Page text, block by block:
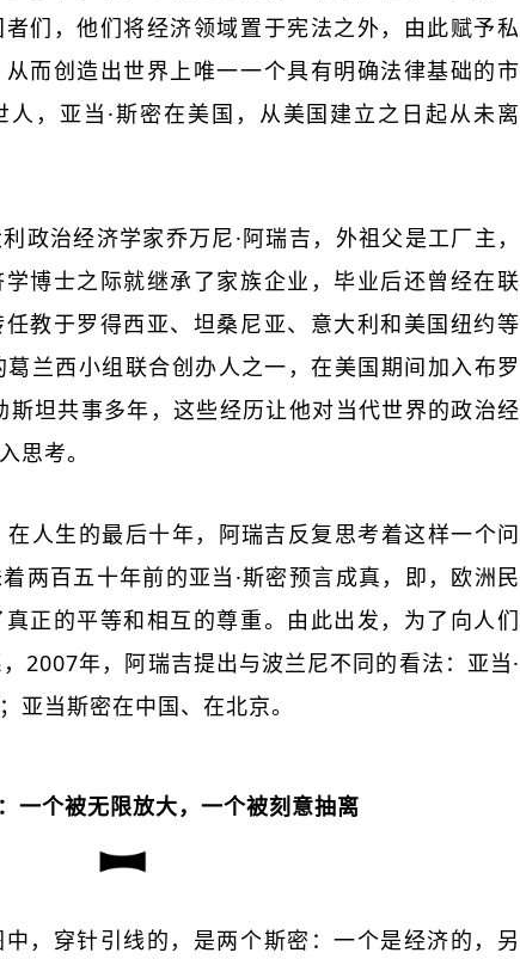
们，他们将经济领域置于宪法之外，由此赋予私
而创造出世界上唯一一个具有明确法律基础的市
，亚当·斯密在美国，从美国建立之日起从未离
政治经济学家乔万尼·阿瑞吉，外祖父是工厂主，
博士之际就继承了家族企业，毕业后还曾经在联
教于罗得西亚、坦桑尼亚、意大利和美国纽约等
兰西小组联合创办人之一，在美国期间加入布罗
斯坦共事多年，这些经历让他对当代世界的政治经
思考。
人生的最后十年，阿瑞吉反复思考着这样一个问
两百五十年前的亚当·斯密预言成真，即，欧洲民
正的平等和相互的尊重。由此出发，为了向人们
2007年， 阿瑞吉提出与波兰尼不同的看法：亚当·
亚当斯密在中国、在北京。
：一个被无限放大，一个被刻意抽离
，穿针引线的，是两个斯密：一个是经济的，另